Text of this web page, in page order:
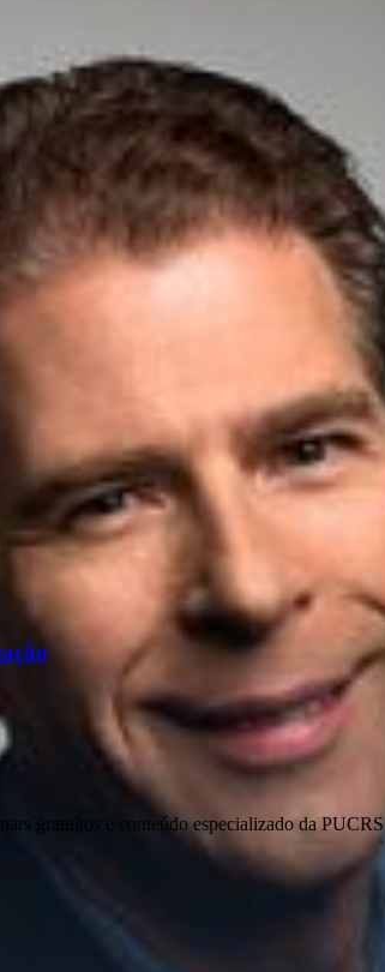
gratuitos e conteúdo especializado da PUCRS